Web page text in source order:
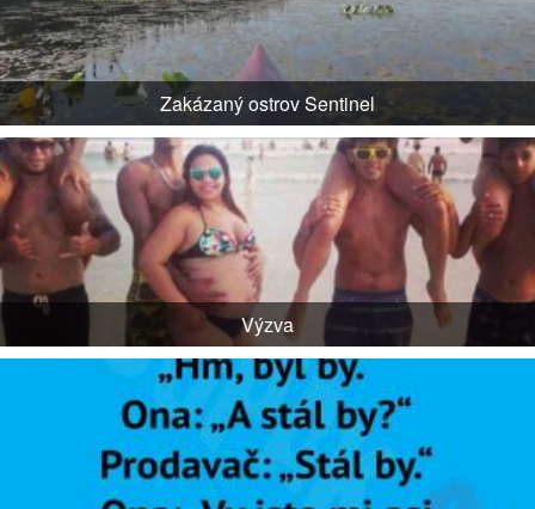
Zakázaný ostrov Sentinel
Výzva